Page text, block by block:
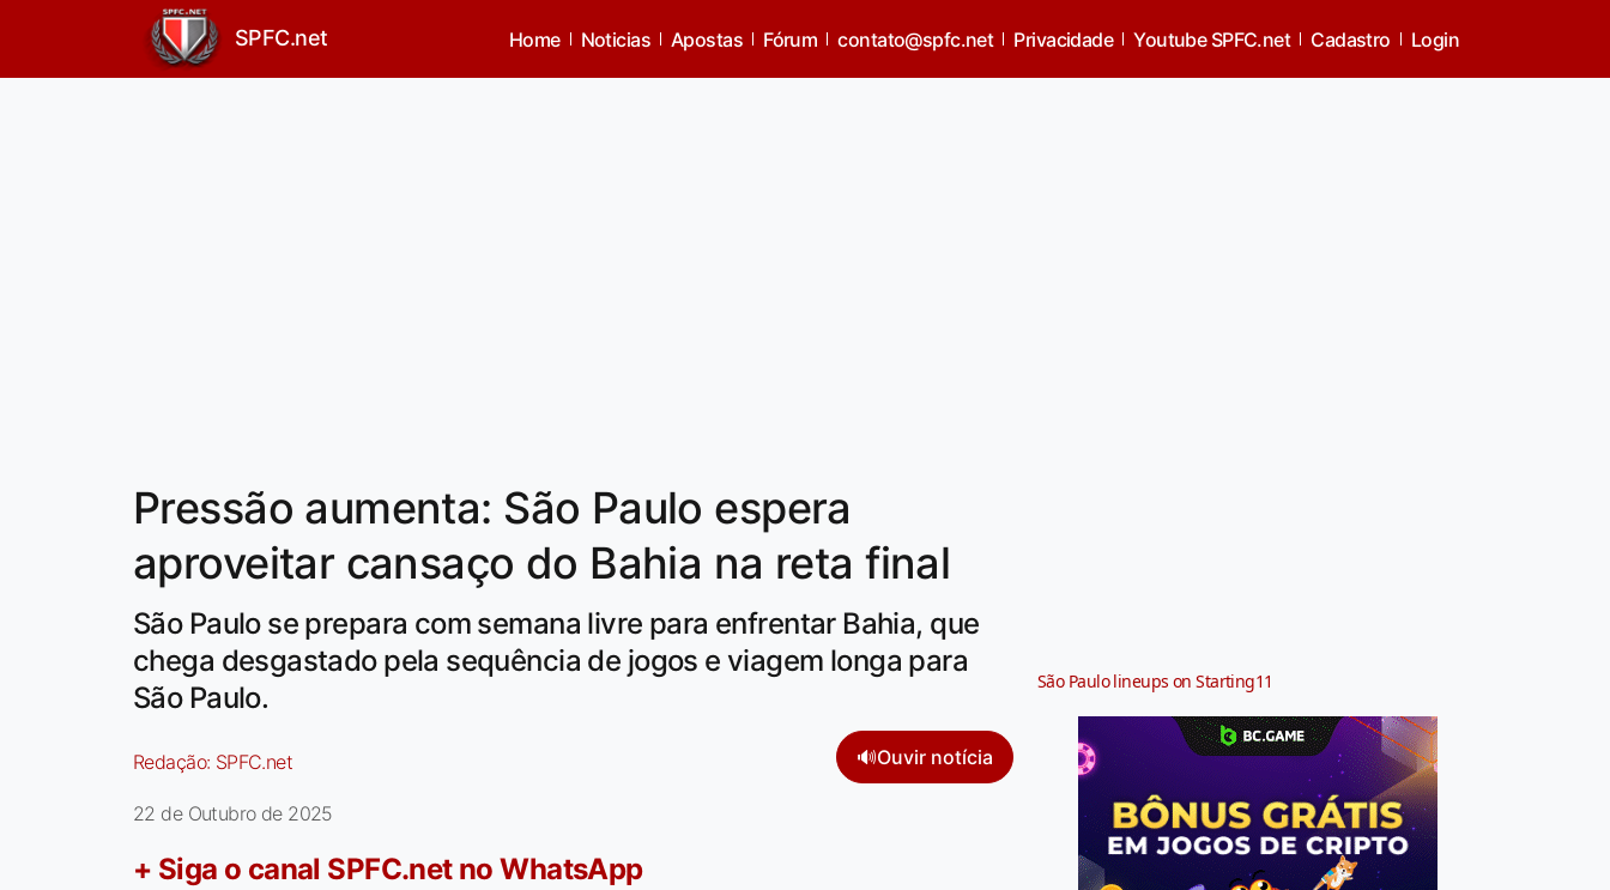
SPFC.net Home Noticias Apostas Fórum contato@spfc.net Privacidade Youtube SPFC.net Cadastro Login
Pressão aumenta: São Paulo espera
aproveitar cansaço do Bahia na reta final
São Paulo se prepara com semana livre para enfrentar Bahia, que
chega desgastado pela sequência de jogos e viagem longa para
São Paulo.
Redação: SPFC.net 🔊Ouvir notícia
22 de Outubro de 2025
+ Siga o canal SPFC.net no WhatsApp
São Paulo lineups on Starting11